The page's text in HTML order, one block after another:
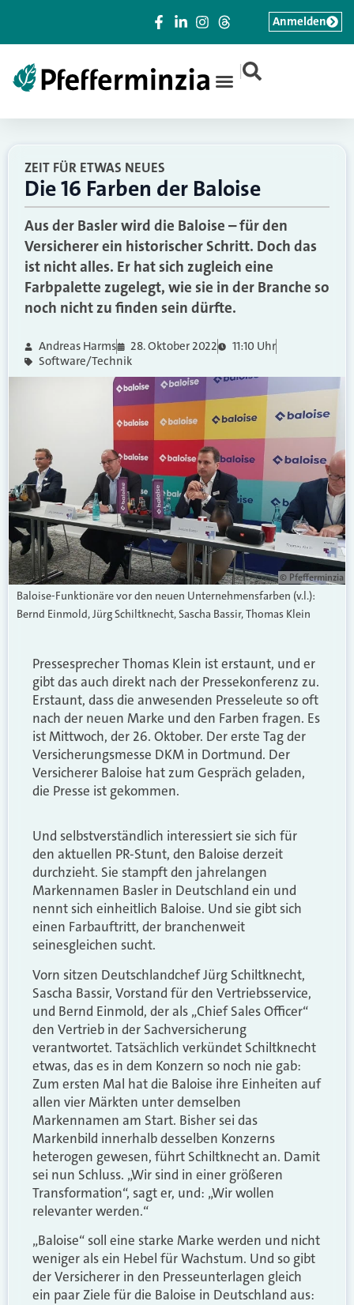
|
Anmelden
ZEIT FÜR ETWAS NEUES
Die 16 Farben der Baloise
Aus der Basler wird die Baloise – für den
Versicherer ein historischer Schritt. Doch das
ist nicht alles. Er hat sich zugleich eine
Farbpalette zugelegt, wie sie in der Branche so
noch nicht zu finden sein dürfte.
Andreas Harms 28. Oktober 2022
11:10 Uhr
Software/Technik
© Pfefferminzia
Baloise-Funktionäre vor den neuen Unternehmensfarben (v.l.):
Bernd Einmold, Jürg Schiltknecht, Sascha Bassir, Thomas Klein
Pressesprecher Thomas Klein ist erstaunt, und er
gibt das auch direkt nach der Pressekonferenz zu.
Erstaunt, dass die anwesenden Presseleute so oft
nach der neuen Marke und den Farben fragen. Es
ist Mittwoch, der 26. Oktober. Der erste Tag der
Versicherungsmesse DKM in Dortmund. Der
Versicherer Baloise hat zum Gespräch geladen,
die Presse ist gekommen.
Und selbstverständlich interessiert sie sich für
den aktuellen PR-Stunt, den Baloise derzeit
durchzieht. Sie stampft den jahrelangen
Markennamen Basler in Deutschland ein und
nennt sich einheitlich Baloise. Und sie gibt sich
einen Farbauftritt, der branchenweit
seinesgleichen sucht.
Vorn sitzen Deutschlandchef Jürg Schiltknecht,
Sascha Bassir, Vorstand für den Vertriebsservice,
und Bernd Einmold, der als „Chief Sales Officer“
den Vertrieb in der Sachversicherung
verantwortet. Tatsächlich verkündet Schiltknecht
etwas, das es in dem Konzern so noch nie gab:
Zum ersten Mal hat die Baloise ihre Einheiten auf
allen vier Märkten unter demselben
Markennamen am Start. Bisher sei das
Markenbild innerhalb desselben Konzerns
heterogen gewesen, führt Schiltknecht an. Damit
sei nun Schluss. „Wir sind in einer größeren
Transformation“, sagt er, und: „Wir wollen
relevanter werden.“
„Baloise“ soll eine starke Marke werden und nicht
weniger als ein Hebel für Wachstum. Und so gibt
der Versicherer in den Presseunterlagen gleich
ein paar Ziele für die Baloise in Deutschland aus: